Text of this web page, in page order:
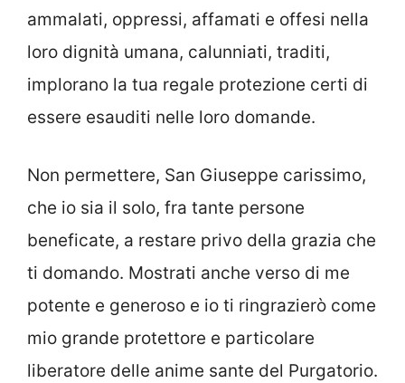
ammalati, oppressi, affamati e offesi nella
loro dignità umana, calunniati, traditi,
implorano la tua regale protezione certi di
essere esauditi nelle loro domande.
Non permettere, San Giuseppe carissimo,
che io sia il solo, fra tante persone
beneficate, a restare privo della grazia che
ti domando. Mostrati anche verso di me
potente e generoso e io ti ringrazierò come
mio grande protettore e particolare
liberatore delle anime sante del Purgatorio.